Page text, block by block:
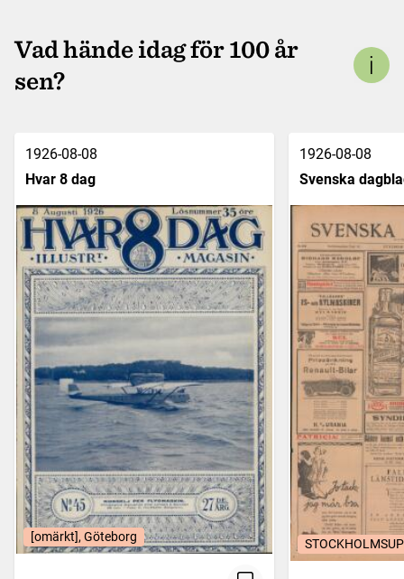
Vad hände idag för 100 år
sen?
1926-08-08
Hvar 8 dag
[omärkt], Göteborg
1926-08-08
Svenska